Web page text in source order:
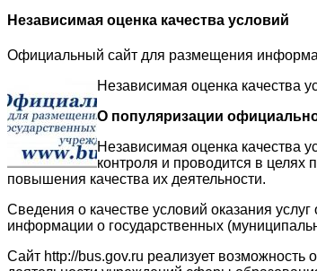
Независимая оценка качества условий
Официальный сайт для размещения
Независимая оценка качества
О популяризации
Независимая оценка качества
контроля и проводится в целях
повышения качества их деятельности.
Сведения о качестве условий оказания
информации о государственных
Сайт http://bus.gov.ru реализует возможность